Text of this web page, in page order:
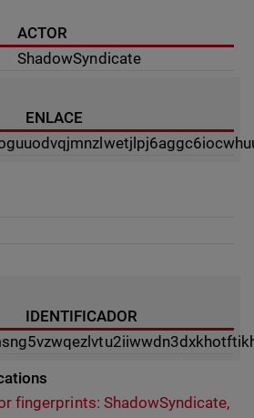
ACTOR
ShadowSyndicate
ENLACE
IDENTIFICADOR
fingerprints: ShadowSyndicate,